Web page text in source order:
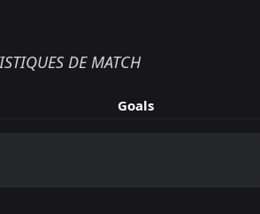
DE MATCH
Goals